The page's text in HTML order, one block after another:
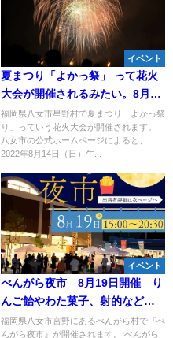
イベント
夏まつり「よかっ祭」 って花火
大会が開催されるみたい。8月14
日（八女市）
福岡県八女市星野村で夏まつり「よかっ祭
り」っていう花火大会が開催されます。
八女市の公式ホームページによると、
2022年8月14日（日）午...
イベント
べんがら夜市 8月19日開催 り
んご飴やわた菓子、射的など夏
らしい屋台も多数出店！
福岡県八女市宮野にあるべんがら村で『べ
んがら夜市』が開催されます。 べんがら